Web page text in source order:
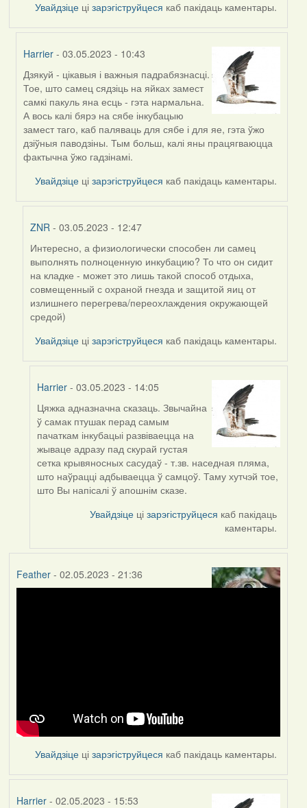
Увайдзіце цізарэгіструйцеся каб пакідаць каментары.
Harrier - 03.05.2023 - 10:43
In
reply
to
by
ZNR
Дзякуй - цікавыя і важныя падрабязнасці.
Тое, што самец сядзіць на яйках замест
самкі пакуль яна есць - гэта нармальна.
А вось калі бярэ на сябе інкубацыю
замест таго, каб паляваць для сябе і для яе, гэта ўжо
дзіўныя паводзіны. Тым больш, калі яны працягваюцца
фактычна ўжо гадзінамі.
Увайдзіце цізарэгіструйцеся каб пакідаць каментары.
ZNR - 03.05.2023 - 12:47
In
reply
to
by
Harrier
Интересно, а физиологически способен ли самец
выполнять полноценную инкубацию? То что он сидит
на кладке - может это лишь такой способ отдыха,
совмещенный с охраной гнезда и защитой яиц от
излишнего перегрева/переохлаждения окружающей
средой)
Увайдзіце цізарэгіструйцеся каб пакідаць каментары.
Harrier- 03.05.2023 - 14:05
In
reply
to
by
ZNR
Цяжка адназначна сказаць. Звычайна
ў самак птушак перад самым
пачаткам інкубацыі развіваецца на
жываце адразу пад скурай густая
сетка крывяносных сасудаў - т.зв. наседная пляма,
што наўрацці адбываецца ў самцоў. Таму хутчэй тое,
што Вы напісалі ў апошнім сказе.
Увайдзіце цізарэгіструйцеся каб пакідаць
каментары.
Feather- 02.05.2023 - 21:36
Увайдзіце цізарэгіструйцеся каб пакідаць каментары.
Harrier- 02.05.2023 - 15:53